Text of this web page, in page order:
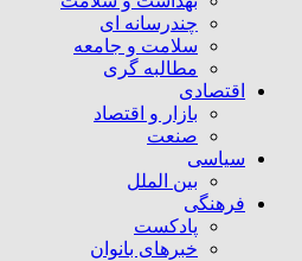
چندرسانه ای
سلامت و جامعه
مطالبه گری
اقتصادی
بازار و اقتصاد
صنعت
سیاسی
بین الملل
فرهنگی
پادکست
خبرهای بانوان